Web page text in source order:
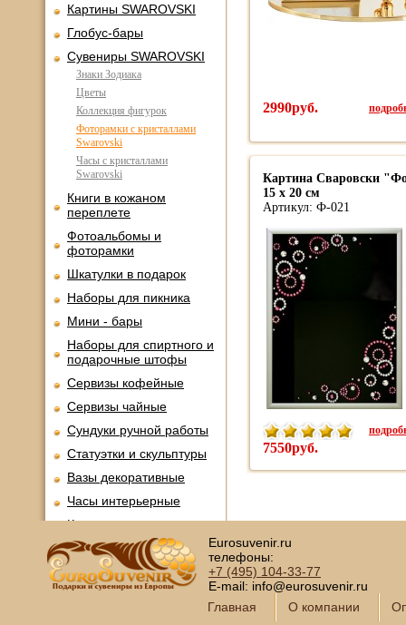
Картины SWAROVSKI
Глобус-бары
Сувениры SWAROVSKI
Знаки Зодиака
Цветы
Коллекция фигурок
Фоторамки с кристаллами
Swarovski
Часы с кристаллами
Swarovski
Книги в кожаном
переплете
Фотоальбомы и
фоторамки
Шкатулки в подарок
Наборы для пикника
Мини - бары
Наборы для спиртного и
подарочные штофы
Сервизы кофейные
Сервизы чайные
Сундуки ручной работы
Статуэтки и скульптуры
Вазы декоративные
Часы интерьерные
Каминные часы и
аксессуары из бронзы
Настольные игры
Офисный гольф
2990руб.
Картина Сваровски
15 х 20 см
Артикул: Ф-021
7550руб.
Eurosuvenir.ru
телефоны:
+7 (495) 104-33-77
E-mail: info@eurosuvenir.ru
Главная
О компании